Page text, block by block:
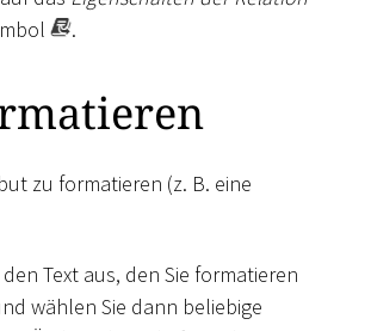
.
zu formatieren (z. B. eine
Text aus, den Sie formatieren
wählen Sie dann beliebige